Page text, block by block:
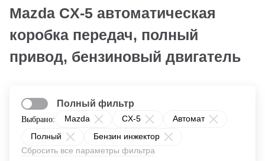
Mazda CX-5 автоматическая
коробка передач, полный
привод, бензиновый двигатель
Выбрано: Mazda CX-5
Автомат
Полный
Бензин инжектор
Сбросить все параметры фильтра
Полный фильтр